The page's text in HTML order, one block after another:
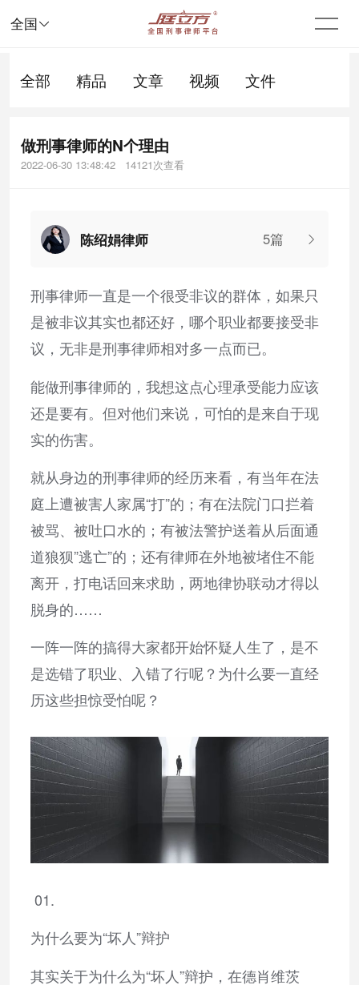
全国 
全部 精品 文章 视频 文件
做刑事律师的N个理由
2022-06-30 13:48:42 14121次查看
陈绍娟律师 5篇
刑事律师一直是一个很受非议的群体，如果只
是被非议其实也都还好，哪个职业都要接受非
议，无非是刑事律师相对多一点而已。
能做刑事律师的，我想这点心理承受能力应该
还是要有。但对他们来说，可怕的是来自于现
实的伤害。
就从身边的刑事律师的经历来看，有当年在法
庭上遭被害人家属“打”的；有在法院门口拦着
被骂、被吐口水的；有被法警护送着从后面通
道狼狈”逃亡”的；还有律师在外地被堵住不能
离开，打电话回来求助，两地律协联动才得以
脱身的……
一阵一阵的搞得大家都开始怀疑人生了，是不
是选错了职业、入错了行呢？为什么要一直经
历这些担惊受怕呢？
01.
为什么要为“坏人”辩护
其实关于为什么为“坏人”辩护，在德肖维茨